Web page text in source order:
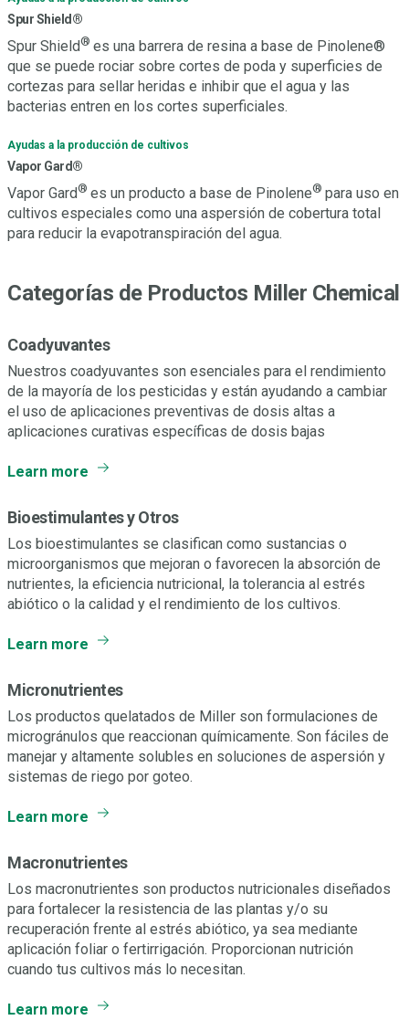
Spur Shield®
Spur Shield® es una barrera de resina a base de Pinolene®
que se puede rociar sobre cortes de poda y superficies de
cortezas para sellar heridas e inhibir que el agua y las
bacterias entren en los cortes superficiales.
Ayudas a la producción de cultivos
Vapor Gard®
Vapor Gard® es un producto a base de Pinolene® para uso en
cultivos especiales como una aspersión de cobertura total
para reducir la evapotranspiración del agua.
Categorías de Productos Miller Chemical
Coadyuvantes
Nuestros coadyuvantes son esenciales para el rendimiento
de la mayoría de los pesticidas y están ayudando a cambiar
el uso de aplicaciones preventivas de dosis altas a
aplicaciones curativas específicas de dosis bajas
Learn more
Bioestimulantes y Otros
Los bioestimulantes se clasifican como sustancias o
microorganismos que mejoran o favorecen la absorción de
nutrientes, la eficiencia nutricional, la tolerancia al estrés
abiótico o la calidad y el rendimiento de los cultivos.
Learn more
Micronutrientes
Los productos quelatados de Miller son formulaciones de
microgránulos que reaccionan químicamente. Son fáciles de
manejar y altamente solubles en soluciones de aspersión y
sistemas de riego por goteo.
Learn more
Macronutrientes
Los macronutrientes son productos nutricionales diseñados
para fortalecer la resistencia de las plantas y/o su
recuperación frente al estrés abiótico, ya sea mediante
aplicación foliar o fertirrigación. Proporcionan nutrición
cuando tus cultivos más lo necesitan.
Learn more